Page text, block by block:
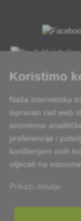
Uvijek
Dostava
Koristimo
Naša internetska
ispravan rad web
anonimne
preferencije i
korištenjem ovih
utjecati na
Prikaži detalje